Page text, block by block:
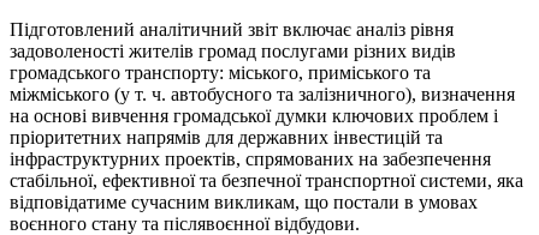
Підготовлений аналітичний звіт включає аналіз рівня
задоволеності жителів громад послугами різних видів
громадського транспорту: міського, приміського та
міжміського (у т. ч. автобусного та залізничного), визначення
на основі вивчення громадської думки ключових проблем і
пріоритетних напрямів для державних інвестицій та
інфраструктурних проектів, спрямованих на забезпечення
стабільної, ефективної та безпечної транспортної системи, яка
відповідатиме сучасним викликам, що постали в умовах
воєнного стану та післявоєнної відбудови.